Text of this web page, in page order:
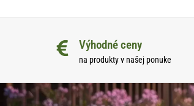
Výhodné ceny
na produkty v našej ponuke